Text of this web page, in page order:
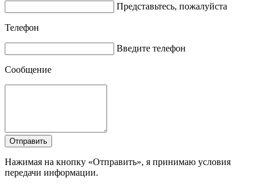
Представьтесь, пожалуйста
Телефон
Введите телефон
Сообщение
Отправить
Нажимая на кнопку «Отправить», я принимаю условия
передачи информации.